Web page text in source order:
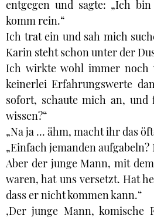
entgegen und sagte: „Ich
komm rein.“
Ich trat ein und sah mich
Karin steht schon unter der
Ich wirkte wohl immer noch
keinerlei Erfahrungswerte
sofort, schaute mich an, und
wissen?“
„Na ja ... ähm, macht ihr das
„Einfach jemanden
Aber der junge Mann, mit
waren, hat uns versetzt. Hat
dass er nicht kommen kann.“
‚Der junge Mann, komische